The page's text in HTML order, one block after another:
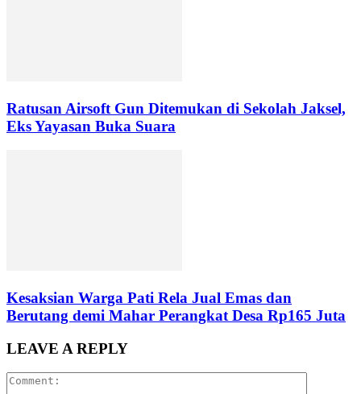
Ratusan Airsoft Gun Ditemukan di Sekolah Jaksel,
Eks Yayasan Buka Suara
Kesaksian Warga Pati Rela Jual Emas dan
Berutang demi Mahar Perangkat Desa Rp165 Juta
LEAVE A REPLY